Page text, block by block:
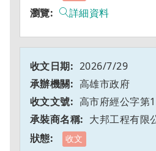
詳細資料
2026/7/29
高雄市政府
高市府經公字第
大邦工程有限
收文